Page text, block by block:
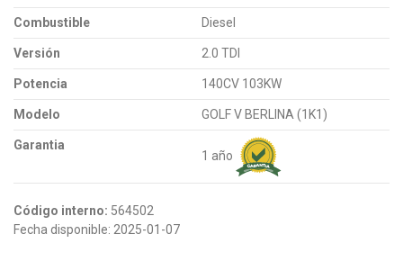
Combustible Diesel
Versión 2.0 TDI
Potencia 140CV 103KW
Modelo GOLF V BERLINA (1K1)
Garantia
1 año
Código interno: 564502
Fecha disponible: 2025-01-07